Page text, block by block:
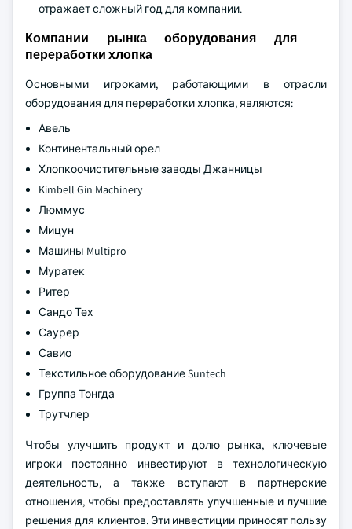
отражает сложный год для компании.
Компании рынка оборудования для
переработки хлопка
Основными игроками, работающими в отрасли
оборудования для переработки хлопка, являются:
Авель
Континентальный орел
Хлопкоочистительные заводы Джанницы
Kimbell Gin Machinery
Люммус
Мицун
Машины Multipro
Муратек
Ритер
Сандо Тех
Саурер
Савио
Текстильное оборудование Suntech
Группа Тонгда
Трутчлер
Чтобы улучшить продукт и долю рынка, ключевые
игроки постоянно инвестируют в технологическую
деятельность, а также вступают в партнерские
отношения, чтобы предоставлять улучшенные и лучшие
решения для клиентов. Эти инвестиции приносят пользу